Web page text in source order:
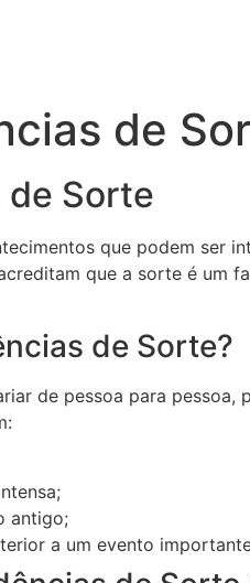
de
de Sorte
que podem ser
que a sorte é um
de Sorte?
de pessoa para pessoa,
antigo;
a um evento